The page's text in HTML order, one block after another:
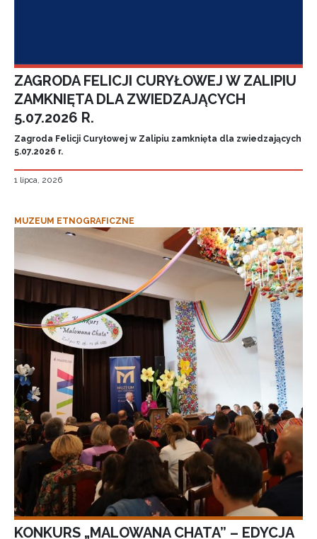
ZAGRODA FELICJI CURYŁOWEJ W ZALIPIU
ZAMKNIĘTA DLA ZWIEDZAJĄCYCH
5.07.2026 R.
Zagroda Felicji Curyłowej w Zalipiu zamknięta dla zwiedzających
5.07.2026 r.
1 lipca, 2026
MUZEUM ETNOGRAFICZNE
KONKURS „MALOWANA CHATA” – EDYCJA